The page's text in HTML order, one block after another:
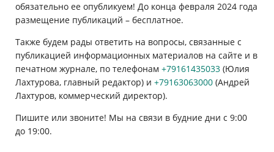
обязательно ее опубликуем! До конца февраля 2024 года
размещение публикаций – бесплатное.
Также будем рады ответить на вопросы, связанные с
публикацией информационных материалов на сайте и в
печатном журнале, по телефонам +79161435033 (Юлия
Лахтурова, главный редактор) и +79163063000 (Андрей
Лахтуров, коммерческий директор).
Пишите или звоните! Мы на связи в будние дни с 9:00
до 19:00.